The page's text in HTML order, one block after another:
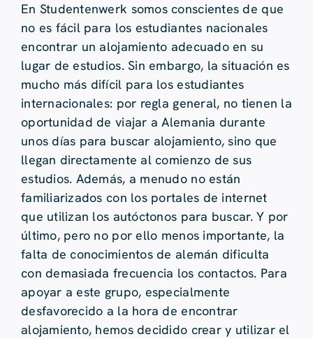
En Studentenwerk somos conscientes de que
no es fácil para los estudiantes nacionales
encontrar un alojamiento adecuado en su
lugar de estudios. Sin embargo, la situación es
mucho más difícil para los estudiantes
internacionales: por regla general, no tienen la
oportunidad de viajar a Alemania durante
unos días para buscar alojamiento, sino que
llegan directamente al comienzo de sus
estudios. Además, a menudo no están
familiarizados con los portales de internet
que utilizan los autóctonos para buscar. Y por
último, pero no por ello menos importante, la
falta de conocimientos de alemán dificulta
con demasiada frecuencia los contactos. Para
apoyar a este grupo, especialmente
desfavorecido a la hora de encontrar
alojamiento, hemos decidido crear y utilizar el